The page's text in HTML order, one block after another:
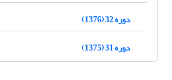
دوره 32 (1376)
دوره 31 (1375)